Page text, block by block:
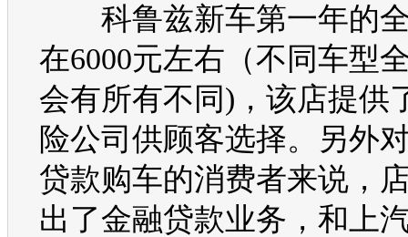
科鲁兹新车第一年的
在6000元左右（不同车型
会有所有不同)，该店提供
险公司供顾客选择。另外
贷款购车的消费者来说，
出了金融贷款业务，和上